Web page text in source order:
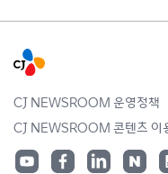
CJ NEWSROOM 운영정책
CJ NEWSROOM 콘텐츠 이